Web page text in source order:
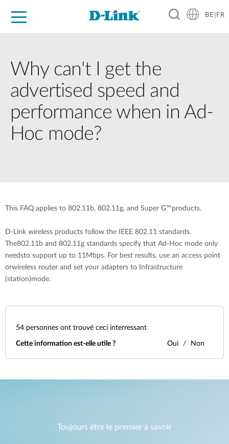
BE|FR
Why can't I get the
advertised speed and
performance when in Ad-
Hoc mode?
This FAQ applies to 802.11b, 802.11g, and Super G™products.
D-Link wireless products follow the IEEE 802.11 standards.
The802.11b and 802.11g standards specify that Ad-Hoc mode only
needsto support up to 11Mbps. For best results, use an access point
orwireless router and set your adapters to Infrastructure
(station)mode.
54 personnes ont trouvé ceci interressant
Cette information est-elle utile ? Oui Non
Toujours être le premier à savoir